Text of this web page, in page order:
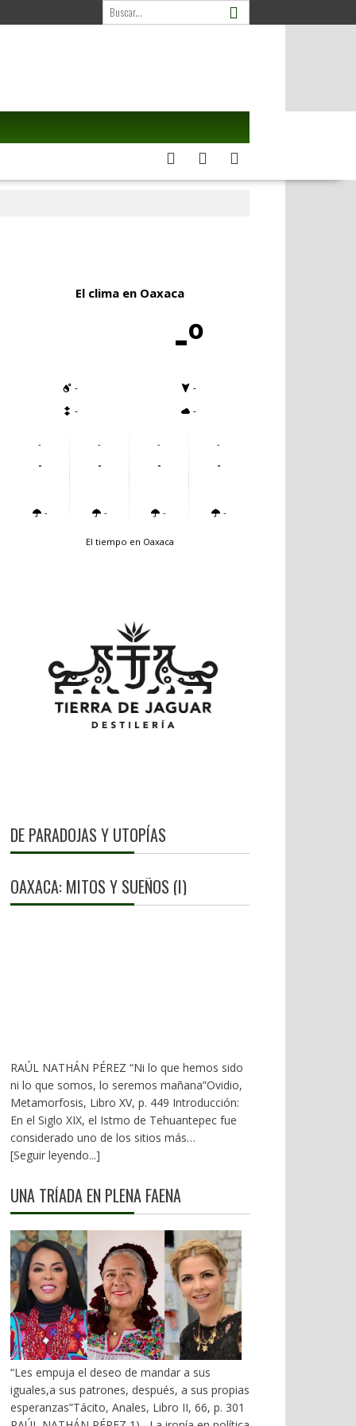
El clima en Oaxaca
-º
-
-
-
-
-
-
-
-
-
-
-
-
-
-
-
-
El tiempo en Oaxaca
DE PARADOJAS Y UTOPÍAS
OAXACA: MITOS Y SUEÑOS (I)
RAÚL NATHÁN PÉREZ “Ni lo que hemos sido
ni lo que somos, lo seremos mañana”Ovidio,
Metamorfosis, Libro XV, p. 449 Introducción:
En el Siglo XIX, el Istmo de Tehuantepec fue
considerado uno de los sitios más
estratégicos a nivel mundial. En la mira de los
emanados del PRI iniciaron una serie de
Transístmico, Proyecto Alfa-Omega, Plan
Puebla-Panamá y otros. En 2018, la 4T volvió
a la carga, considerándolo uno de sus
proyectos emblemáticos. El costo fue
altísimo, permeado por la corrupción y la
complicidad. Sobre la vieja vía inaugurada por
el general Porfirio Díaz (1907), se montaron
nuevas vías. En 2026 sigue siendo un fiasco.
1).- La primera falacia Se ha dicho que el
Corredor Interoceánico del Istmo de
Tehuantepec (CIIT), competiría con el Canal
[Seguir leyendo...]
UNA TRÍADA EN PLENA FAENA
“Les empuja el deseo de mandar a sus
iguales,a sus patrones, después, a sus propias
esperanzas”Tácito, Anales, Libro II, 66, p. 301